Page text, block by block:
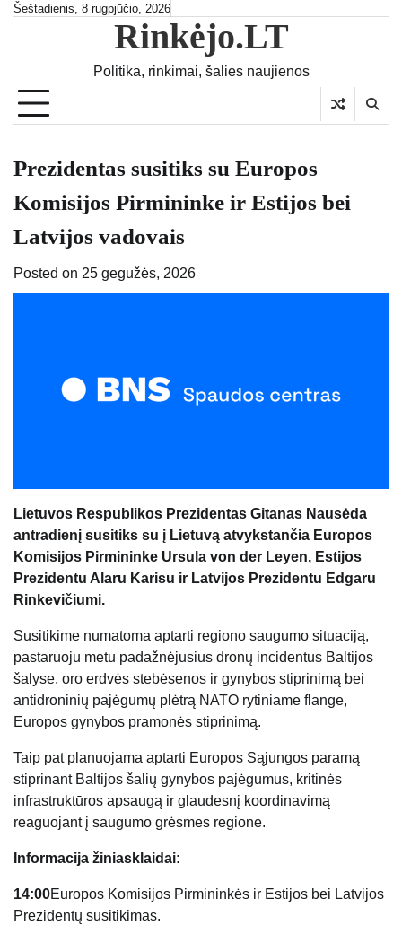
SkipŠeštadienis, 8 rugpjūčio, 2026
Rinkėjo.LT
Politika, rinkimai, šalies naujienos
Prezidentas susitiks su Europos
Komisijos Pirmininke ir Estijos bei
Latvijos vadovais
Posted on 25 gegužės, 2026
Lietuvos Respublikos Prezidentas Gitanas Nausėda
antradienį susitiks su į Lietuvą atvykstančia Europos
Komisijos Pirmininke Ursula von der Leyen, Estijos
Prezidentu Alaru Karisu ir Latvijos Prezidentu Edgaru
Rinkevičiumi.
Susitikime numatoma aptarti regiono saugumo situaciją,
pastaruoju metu padažnėjusius dronų incidentus Baltijos
šalyse, oro erdvės stebėsenos ir gynybos stiprinimą bei
antidroninių pajėgumų plėtrą NATO rytiniame flange,
Europos gynybos pramonės stiprinimą.
Taip pat planuojama aptarti Europos Sąjungos paramą
stiprinant Baltijos šalių gynybos pajėgumus, kritinės
infrastruktūros apsaugą ir glaudesnį koordinavimą
reaguojant į saugumo grėsmes regione.
Informacija žiniasklaidai:
14:00Europos Komisijos Pirmininkės ir Estijos bei Latvijos
Prezidentų susitikimas.